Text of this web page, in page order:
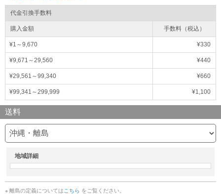
代金引換手数料
購入金額 手数料（税込）
¥1～9,670 ¥330
¥9,671～29,560 ¥440
¥29,561～99,340 ¥660
¥99,341～299,999 ¥1,100
送料
地域詳細
※ 離島の定義については こちら をご覧ください。